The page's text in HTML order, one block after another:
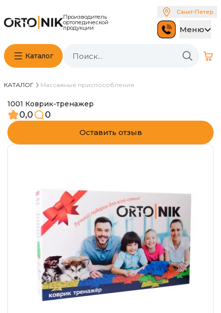
Производитель
ортопедической
продукции
Санкт-
Меню
Каталог
КАТАЛОГ Массажные приспособления
1001 Коврик-тренажер
0,0 0
Оставить отзыв